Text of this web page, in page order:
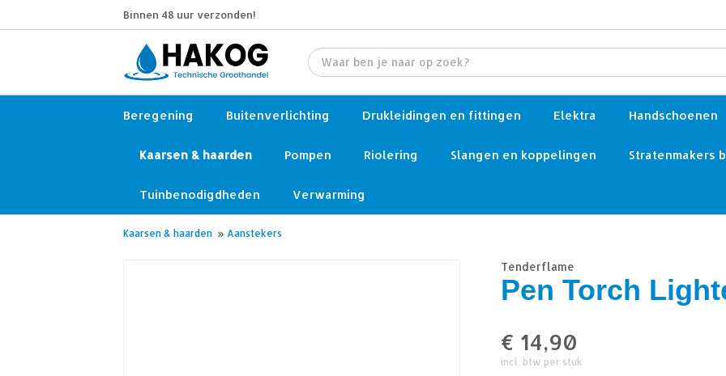
Binnen 48 uur verzonden!
Beregening Buitenverlichting Drukleidingen en fittingen Elektra Handschoenen
Kaarsen & haarden Pompen Riolering Slangen en koppelingen Stratenmakers
Tuinbenodigdheden Verwarming
Kaarsen & haarden » Aanstekers
Tenderflame
Pen Torch
€ 14,90
incl. btw per stuk